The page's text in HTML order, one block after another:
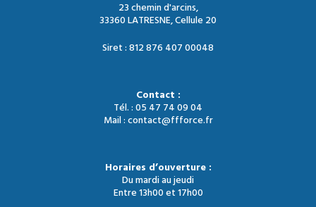
23 chemin d'arcins,
33360 LATRESNE, Cellule 20
Siret : 812 876 407 00048
Contact :
Tél. : 05 47 74 09 04
Mail : contact@ffforce.fr
Horaires d’ouverture :
Du mardi au jeudi
Entre 13h00 et 17h00